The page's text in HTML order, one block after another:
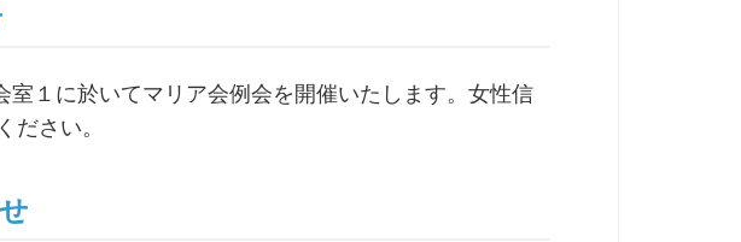
１に於いてマリア会例会を開催いたします。女性信
ださい。